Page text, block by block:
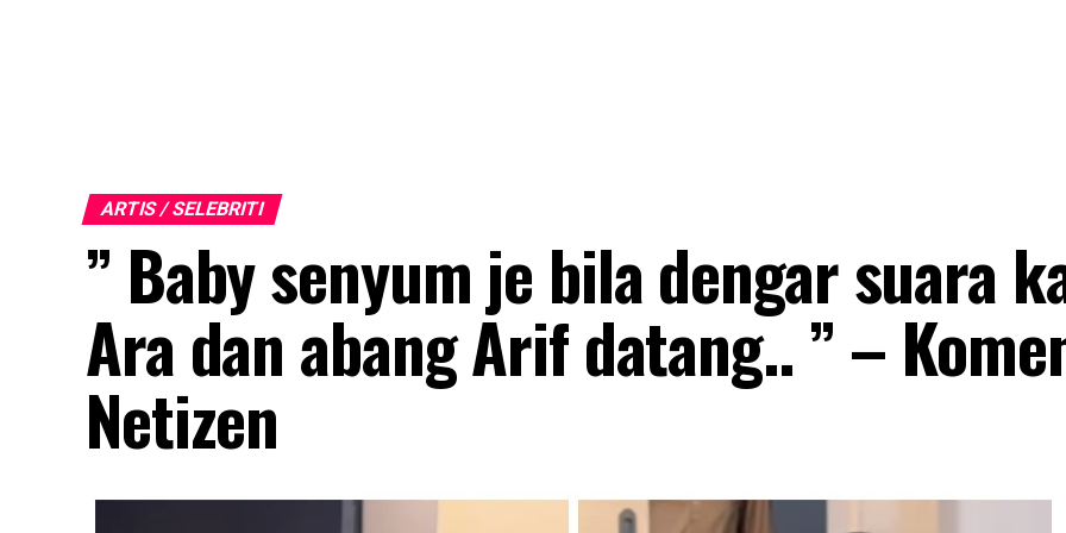
ARTIS / SELEBRITI
” Baby senyum je bila dengar suara
Ara dan abang Arif datang.. ” –
Netizen